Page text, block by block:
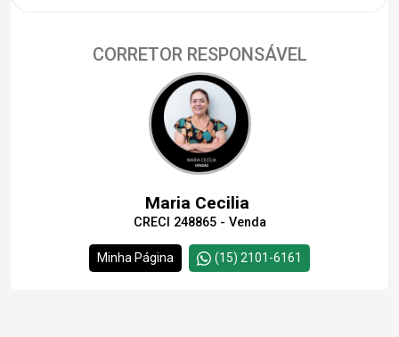
CORRETOR RESPONSÁVEL
Maria Cecilia
CRECI 248865 - Venda
Minha Página (15) 2101-6161